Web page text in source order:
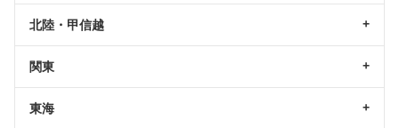
北陸・甲信越
関東
東海